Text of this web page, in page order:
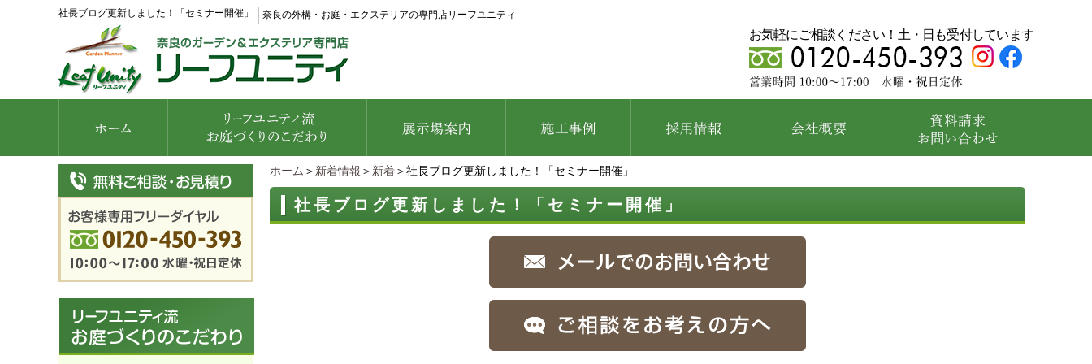
社長ブログ更新しました！「セミナー開催」 奈良の外構・お庭・エクステリアの専門店リーフユニティ
お気軽にご相談ください！土・日も受付しています
ホーム ＞ 新着情報 ＞ 新着 ＞社長ブログ更新しました！「セミナー開催」
社長ブログ更新しました！「セミナー開催」